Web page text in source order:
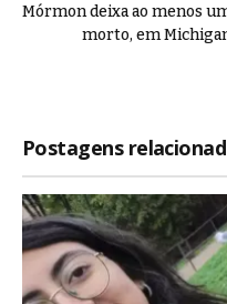
Mórmon deixa ao menos
morto, em
Postagens